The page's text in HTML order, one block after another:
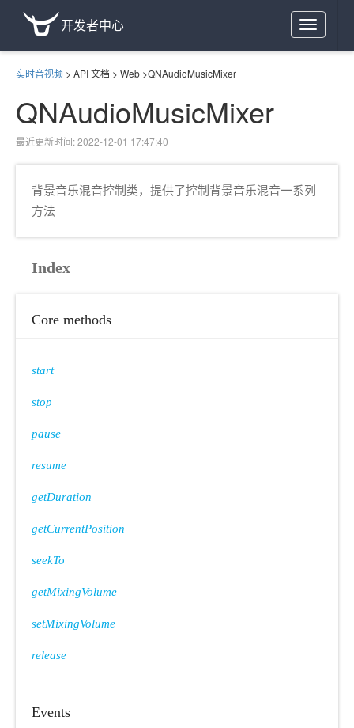
Toggle
navigation
开发者中心
实时音视频 > API 文档 > Web >QNAudioMusicMixer
QNAudioMusicMixer
最近更新时间: 2022-12-01 17:47:40
背景音乐混音控制类，提供了控制背景音乐混音一系列
方法
Index
Core methods
start
stop
pause
resume
getDuration
getCurrentPosition
seekTo
getMixingVolume
setMixingVolume
release
Events